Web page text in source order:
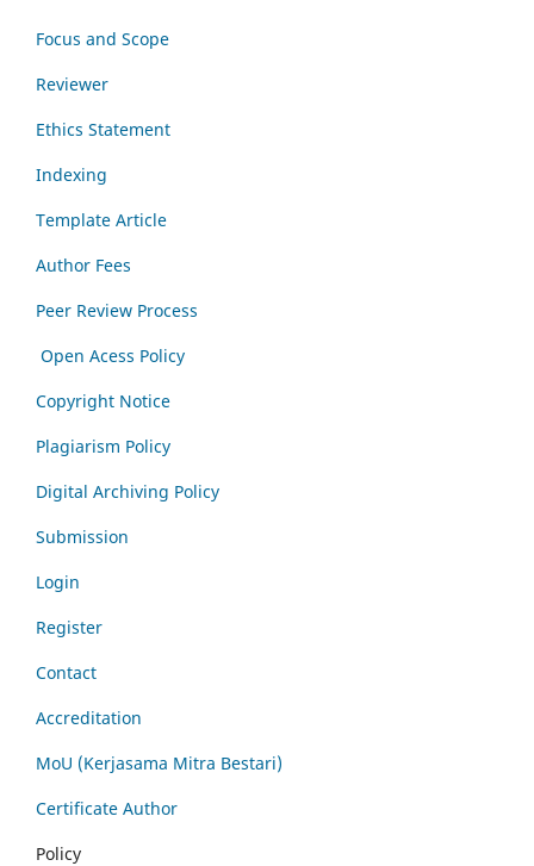
Focus and Scope
Reviewer
Ethics Statement
Indexing
Template Article
Author Fees
Peer Review Process
Open Acess Policy
Copyright Notice
Plagiarism Policy
Digital Archiving Policy
Submission
Login
Register
Contact
Accreditation
MoU (Kerjasama Mitra Bestari)
Certificate Author
Policy